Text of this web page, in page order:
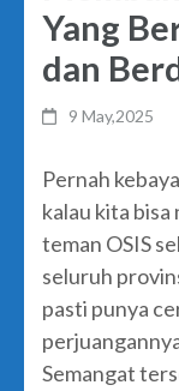
Yang
dan
9 May,2025
Pernah
kalau kita
teman OSIS
seluruh
pasti punya
Semangat